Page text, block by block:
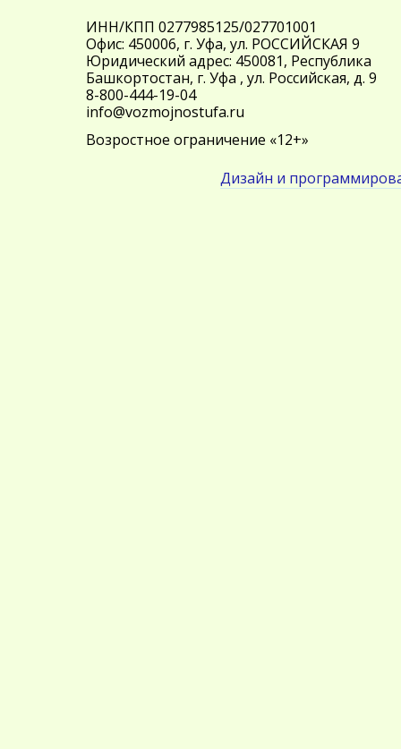
ИНН/КПП 0277985125/027701001
Офис: 450006, г. Уфа, ул. РОССИЙСКАЯ 9
Юридический адрес: 450081, Республика
Башкортостан, г. Уфа , ул. Российская, д. 9
8-800-444-19-04
info@vozmojnostufa.ru
Возростное ограничение «12+»
Дизайн и